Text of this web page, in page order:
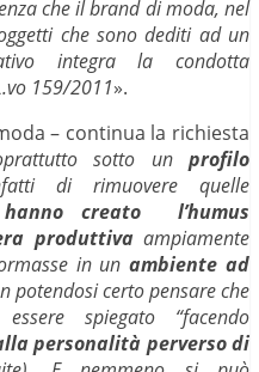
che il brand di moda, nel
che sono dediti ad un
integra la condotta
159/2011».
– continua la richiesta
sotto un profilo
di rimuovere quelle
creato l’humus
produttivaampiamente
in unambiente ad
potendosi certo pensare che
spiegato “facendo
personalità perverso di